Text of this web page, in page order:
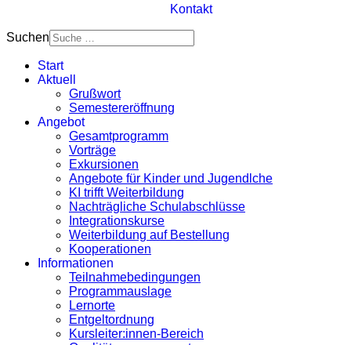
Kontakt
Suchen
Start
Aktuell
Grußwort
Semestereröffnung
Angebot
Gesamtprogramm
Vorträge
Exkursionen
Angebote für Kinder und Jugendlche
KI trifft Weiterbildung
Nachträgliche Schulabschlüsse
Integrationskurse
Weiterbildung auf Bestellung
Kooperationen
Informationen
Teilnahmebedingungen
Programmauslage
Lernorte
Entgeltordnung
Kursleiter:innen-Bereich